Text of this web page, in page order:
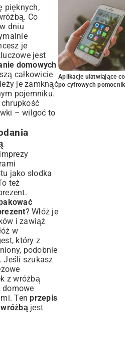
pięknych,
Co
dniu
je
jest
domowych
całkowicie
je zamknąć
pojemniku.
– wilgoć to
jako słodka
też
? Włóż je
i zawiąż
w
który z
podobnie
Jeśli szukasz
z wróżbą
domowe
. Tenprzepis
jest
Aplikacje ułatwiające
po cyfrowych